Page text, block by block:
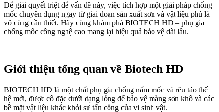
Để giải quyết triệt để vấn đề này, việc tích hợp một giải pháp chống
mốc chuyên dụng ngay từ giai đoạn sản xuất sơn và vật liệu phủ là
vô cùng cần thiết. Hãy cùng khám phá BIOTECH HD – phụ gia
chống mốc công nghệ cao mang lại hiệu quả bảo vệ dài lâu.
Giới thiệu tổng quan về Biotech HD
BIOTECH HD là một chất phụ gia chống nấm mốc và rêu tảo thế
hệ mới, được cô đặc dưới dạng lỏng để bảo vệ màng sơn khô và các
bề mặt vật liệu khác khỏi sự tấn công của vi sinh vật.